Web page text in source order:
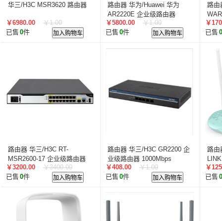
华三/H3C MSR3620 路由器
￥6980.00
￥1.00
已售 0件 加入购物车
路由器 华为/Huawei 华为
AR2220E 企业级路由器
1200Mbps
￥5800.00
￥1.00
已售 0件 加入购物车
路由
￥
已售 0
路由器 华三/H3C RT-
MSR2600-17 企业级路由器
600Mbps
￥3200.00
￥3400.00
已售 0件 加入购物车
路由器 华三/H3C GR2200 企
业级路由器 1000Mbps
￥408.00
￥1.00
已售 0件 加入购物车
路由
￥
已售 0